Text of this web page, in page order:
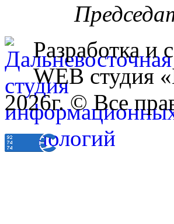
Разработка и
WEB студия
2026г. © Все